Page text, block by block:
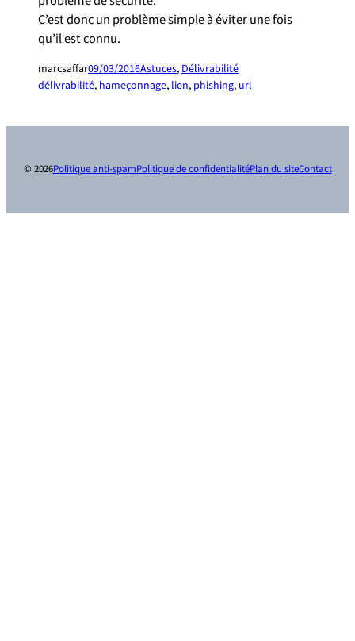
C’est donc un problème simple à éviter une fois
qu’il est connu.
marcsaffar09/03/2016Astuces, Délivrabilité
délivrabilité, hameçonnage, lien, phishing, url
© 2026Politique anti-spamPolitique de confidentialitéPlan du siteContact